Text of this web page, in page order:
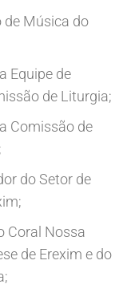
de Música do
Equipe de
de Liturgia;
Comissão de
do Setor de
Coral Nossa
de Erexim e do